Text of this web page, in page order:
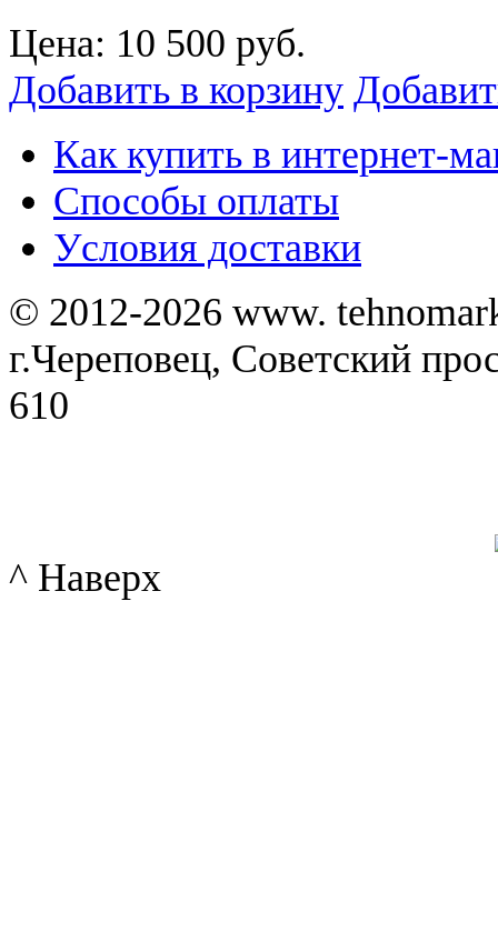
Цена: 10 500 руб.
Добавить в корзину
Как купить в интернет-
Способы оплаты
Уcловия доставки
© 2012-2026 www.
г.Череповец, Советский
610
^ Наверх